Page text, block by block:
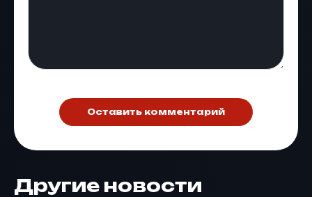
Оставить комментарий
Другие новости